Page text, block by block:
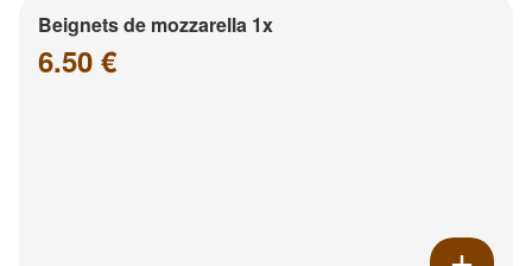
Beignets de mozzarella 1x
6.50 €